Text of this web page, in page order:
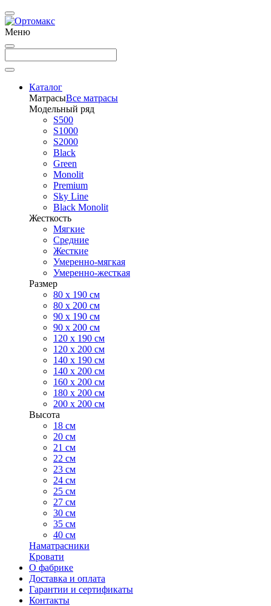
Меню
Каталог
МатрасыВсе матрасы
Модельный ряд
S500
S1000
S2000
Black
Green
Monolit
Premium
Sky Line
Black Monolit
Жесткость
Мягкие
Средние
Жесткие
Умеренно-мягкая
Умеренно-жесткая
Размер
80 х 190 см
80 х 200 см
90 х 190 см
90 х 200 см
120 х 190 см
120 х 200 см
140 х 190 см
140 х 200 см
160 х 200 см
180 х 200 см
200 х 200 см
Высота
18 см
20 см
21 см
22 см
23 см
24 см
25 см
27 см
30 см
35 см
40 см
Наматрасники
Кровати
О фабрике
Доставка и оплата
Гарантии и сертификаты
Контакты